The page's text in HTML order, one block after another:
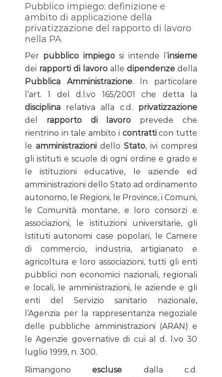
Pubblico impiego: definizione e
ambito di applicazione della
privatizzazione del rapporto di lavoro
nella PA
Per pubblico impiegosi intende l’insieme
dei rapporti di lavoro alle dipendenze della
Pubblica Amministrazione. In particolare
l’art. 1 del d.l.vo 165/2001 che detta la
disciplina relativa alla c.d. privatizzazione
del rapporto di lavoro prevede che
rientrino in tale ambito i contratticon tutte
le amministrazioni dello Stato, ivi compresi
gli istituti e scuole di ogni ordine e grado e
le istituzioni educative, le aziende ed
amministrazioni dello Stato ad ordinamento
autonomo, le Regioni, le Province, i Comuni,
le Comunità montane, e loro consorzi e
associazioni, le istituzioni universitarie, gli
Istituti autonomi case popolari, le Camere
di commercio, industria, artigianato e
agricoltura e loro associazioni, tutti gli enti
pubblici non economici nazionali, regionali
e locali, le amministrazioni, le aziende e gli
enti del Servizio sanitario nazionale,
l’Agenzia per la rappresentanza negoziale
delle pubbliche amministrazioni (ARAN) e
le Agenzie governative di cui al d. l.vo 30
luglio 1999, n. 300.
Rimangonoescluse dalla c.d.